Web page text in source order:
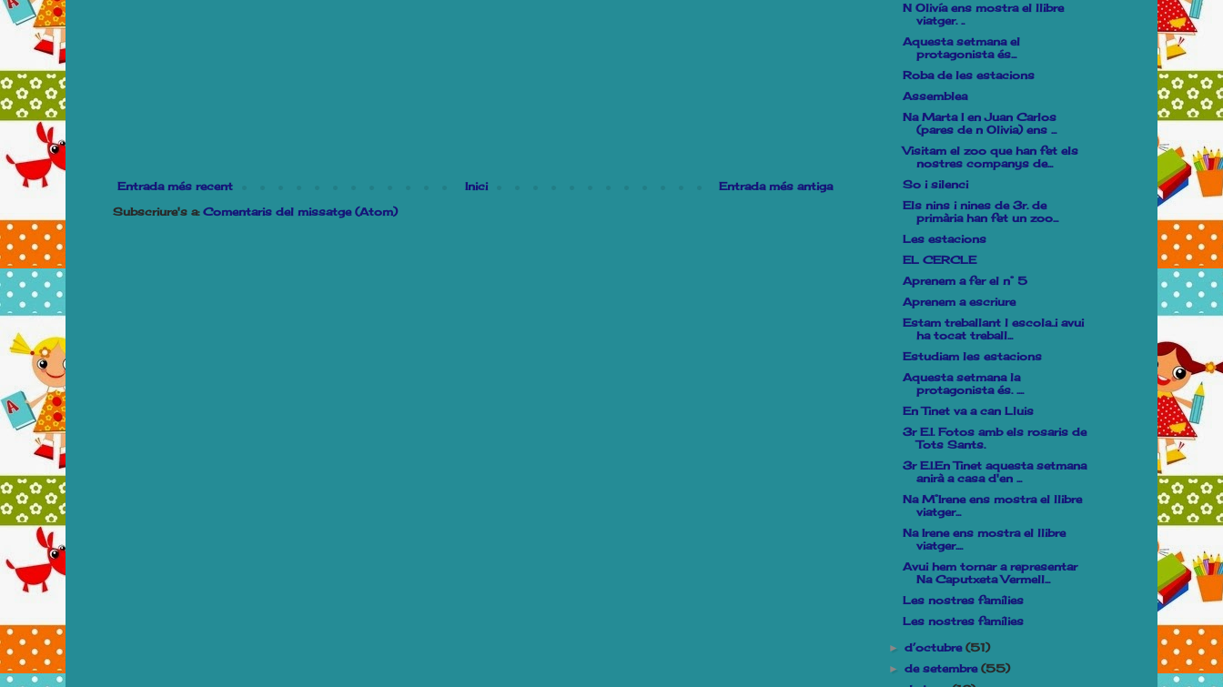
Entrada més recent Entrada més antiga
Inici
Subscriure's a: Comentaris del missatge (Atom)
N Olivía ens mostra el llibre
viatger. ..
Aquesta setmana el
protagonista és...
Roba de les estacions
Assemblea
Na Marta I en Juan Carlos
(pares de n Olivia) ens ...
Visitam el zoo que han fet els
nostres companys de...
So i silenci
Els nins i nines de 3r. de
primària han fet un zoo...
Les estacions
EL CERCLE
Aprenem a fer el n° 5
Aprenem a escriure
Estam treballant l escola..i avui
ha tocat treball...
Estudiam les estacions
Aquesta setmana la
protagonista és. ....
En Tinet va a can Lluis
3r E.I. Fotos amb els rosaris de
Tots Sants.
3r E.I.En Tinet aquesta setmana
anirà a casa d'en ...
Na M°Irene ens mostra el llibre
viatger...
Na Irene ens mostra el llibre
viatger....
Avui hem tornar a representar
Na Caputxeta Vermell...
Les nostres famílies
Les nostres famílies
►d’octubre(51)
►de setembre(55)